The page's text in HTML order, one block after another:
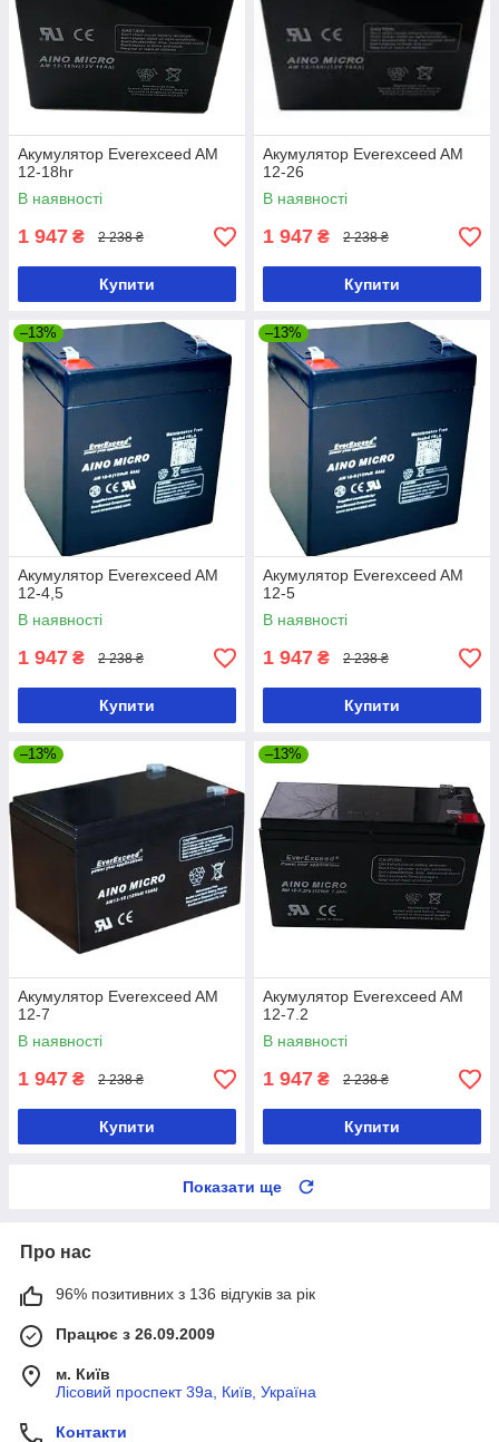
Акумулятор Everexceed AM
12-18hr
В наявності
1 947 ₴ 2 238 ₴
Купити
Акумулятор Everexceed AM
12-26
В наявності
1 947 ₴ 2 238 ₴
Купити
–13%
Акумулятор Everexceed AM
12-4,5
В наявності
1 947 ₴ 2 238 ₴
Купити
–13%
Акумулятор Everexceed AM
12-5
В наявності
1 947 ₴ 2 238 ₴
Купити
–13%
Акумулятор Everexceed AM
12-7
В наявності
1 947 ₴ 2 238 ₴
Купити
–13%
Акумулятор Everexceed AM
12-7.2
В наявності
1 947 ₴ 2 238 ₴
Купити
Показати ще
Про нас
96% позитивних з 136 відгуків за рік
Працює з 26.09.2009
м. Київ
Лісовий проспект 39а, Київ, Україна
Контакти